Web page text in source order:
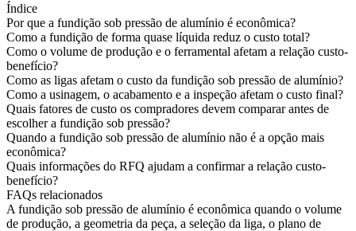
Índice
Por que a fundição sob pressão de alumínio é econômica?
Como a fundição de forma quase líquida reduz o custo total?
Como o volume de produção e o ferramental afetam a relação custo-
benefício?
Como as ligas afetam o custo da fundição sob pressão de alumínio?
Como a usinagem, o acabamento e a inspeção afetam o custo final?
Quais fatores de custo os compradores devem comparar antes de
escolher a fundição sob pressão?
Quando a fundição sob pressão de alumínio não é a opção mais
econômica?
Quais informações do RFQ ajudam a confirmar a relação custo-
benefício?
FAQs relacionados
A fundição sob pressão de alumínio é econômica quando o volume
de produção, a geometria da peça, a seleção da liga, o plano de